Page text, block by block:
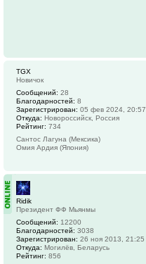
TGX
Новичок
Сообщений: 28
Благодарностей: 8
Зарегистрирован: 05 фев 2024, 20:57
Откуда: Новороссийск, Россия
Рейтинг: 734
Сантос Лагуна (Мексика)
Омия Ардия (Япония)
Ridik
Президент ФФ Мьянмы
Сообщений: 12200
Благодарностей: 3038
Зарегистрирован: 26 ноя 2013, 21:25
Откуда: Могилёв, Беларусь
Рейтинг: 856